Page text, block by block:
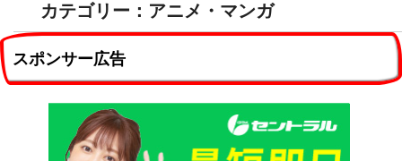
カテゴリー：アニメ・マンガ
スポンサー広告